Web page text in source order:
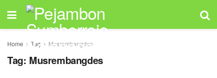
Home Tag Musrembangdes
Tag: Musrembangdes